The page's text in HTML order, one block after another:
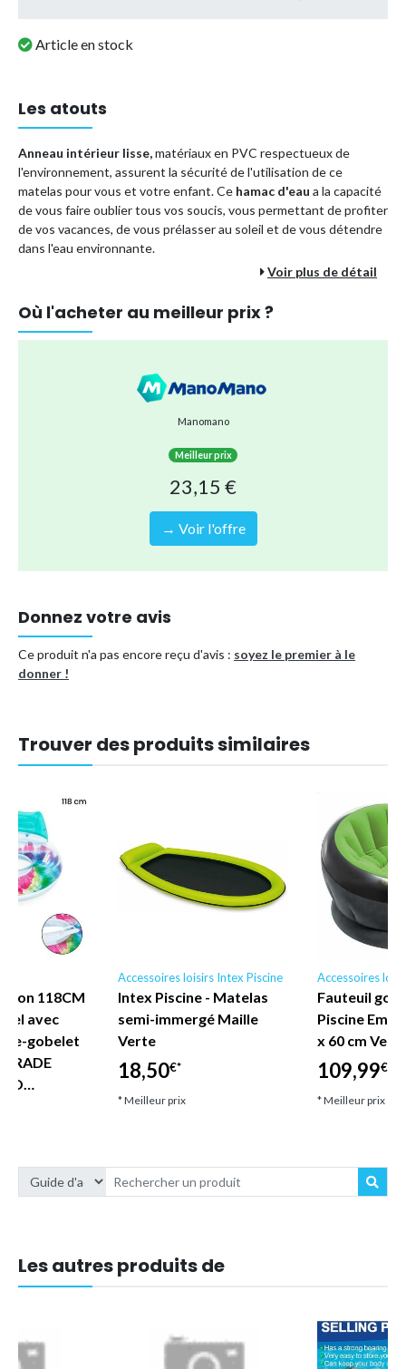
Article en stock
Les atouts
Anneau intérieur lisse,matériaux en PVC respectueux de
l'environnement, assurent la sécurité de l'utilisation de ce
matelas pour vous et votre enfant. Ce hamac d'eau a la capacité
de vous faire oublier tous vos soucis, vous permettant de profiter
de vos vacances, de vous prélasser au soleil et de vous détendre
dans l'eau environnante.
Il convient aux enfants comme aux adultes, ce hamac d'eau est
à la piscine, au lac, à la plage, etc. Son design ergonomique offre
un grand soutien et un confort optimal.
rapide. De plus, ce matelas gonflable est équipé d'un filet qui
vous permet de plonger la moitié de votre corps dans l'eau froide,
de flotter au soleil et de vous sentir rafraîchi.
Procure une détente totale dans l'eau.
usage extérieur et intérieur
en flottant au soleil.
Voir plus de détail
Où l'acheter au meilleur prix ?
Manomano
Meilleur prix
23,15 €
→ Voir l'offre
Donnez votre avis
Ce produit n'a pas encore reçu d'avis : soyez le premier à le
donner !
Trouver des produits similaires
118CM
avec
gobelet
Accessoires loisirs Intex Piscine
Intex Piscine - Matelas
semi-immergé Maille
Verte
18,50€*
* Meilleur prix
Accessoires
Fauteuil
Piscine
x 60 cm Vert
109,99€*
* Meilleur prix
Les autres produits de